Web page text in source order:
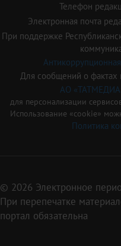
Телефон
Электронная почта
При поддержке
Для сообщений о фактах
АО
для персонализации
Использование «cookie»
Политика
© 2026 Электронное
При перепечатке
портал обязательна